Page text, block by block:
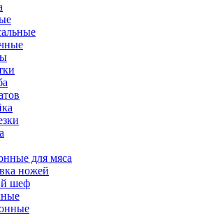
для мяса
ножей
шеф